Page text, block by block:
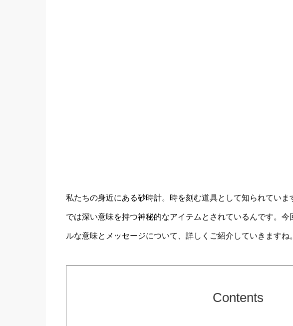
私たちの身近にある砂時計。時を刻む道具として知られてい
では深い意味を持つ神秘的なアイテムとされているんです。
ルな意味とメッセージについて、詳しくご紹介していきますね。
Contents